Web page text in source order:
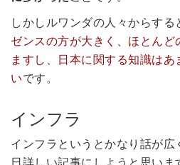
しかしルワンダの人々からする
ゼンスの方が大きく、ほとん
ますし、日本に関する知識は
いです。
インフラ
インフラというとかなり話が広
日詳しい記事にしようと思い